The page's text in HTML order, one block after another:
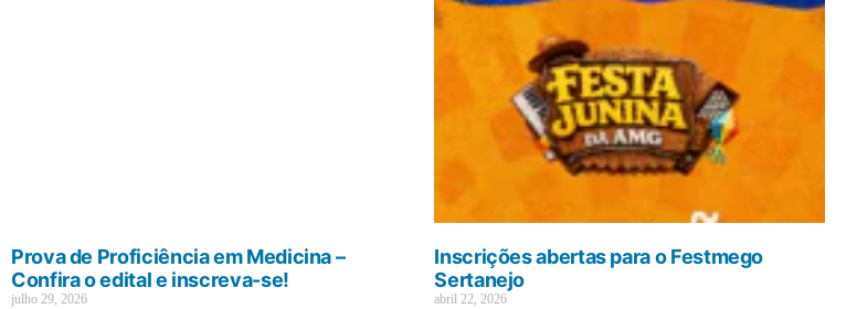
Prova de Proficiência em Medicina –
Confira o edital e inscreva-se!
julho 29, 2026
Inscrições abertas para o Festmego
Sertanejo
abril 22, 2026